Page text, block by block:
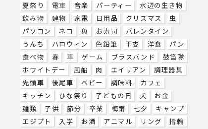
夏祭り
電車 音楽 パーティー
水辺の生き物
飲み物
建物 家電 日用品 クリスマス
虫
パソコン
ネコ 魚 お寿司
バレンタイン
うんち
ハロウィン 色鉛筆 干支 洋食
パン
食べ物
春 車 ゲーム ブラスバンド
鼓笛隊
ホワイトデー
風船 肉 エイリアン
調理器具
先頭車
後尾車 ベビー 調味料
カフェ
キッチン
ひな祭り 子どもの日 犬
お金
麺類
子供 節分 卒業 梅雨 七夕
キャンプ
エジプト
入学 お酒 アニマル リング
指輪